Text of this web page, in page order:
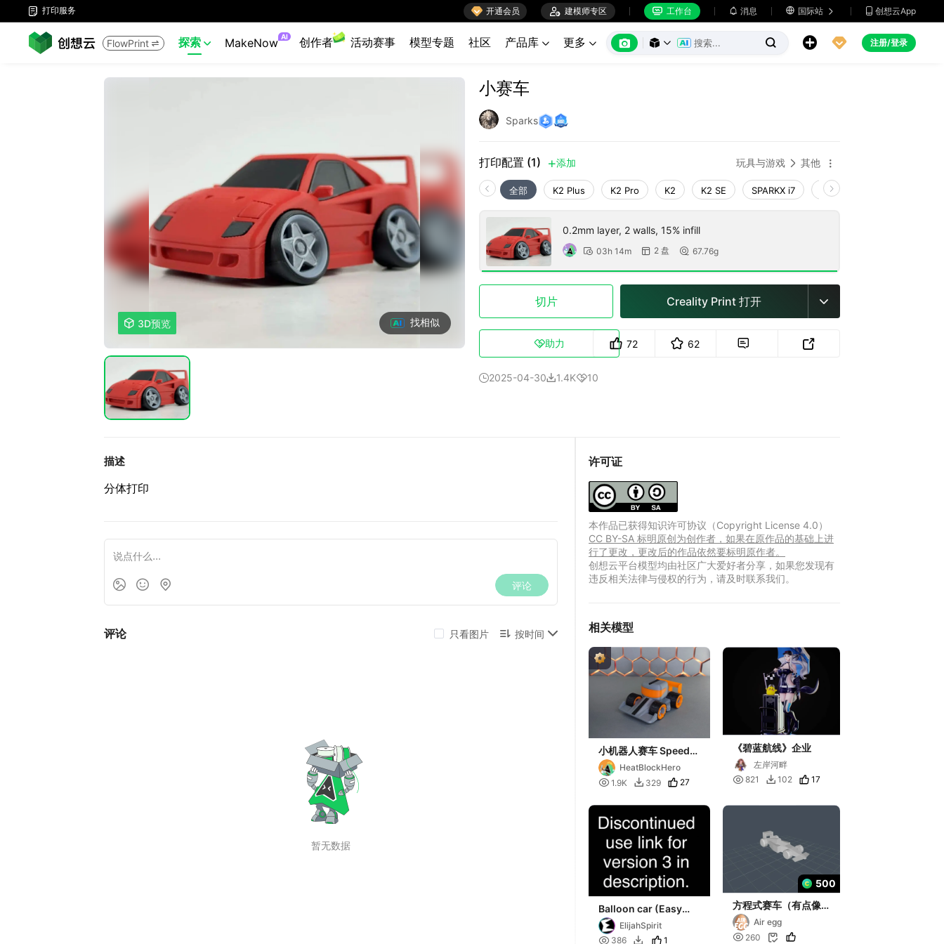
 打印服务  开通会员  建模师专区  工作台  消息  国际站   创想云App
FlowPrint  探索  MakeNow AI 创作者 活动赛事 模型专题 社区 产品库  更多        注册/登录
 3D预览 找相似
小赛车
Sparks
打印配置 (1) 添加 玩具与游戏  其他 
全部 K2 Plus K2 Pro K2 K2 SE SPARKX i7 Creality Hi
0.2mm layer, 2 walls, 15% infill
 03h 14m  2 盘  67.76g
切片 Creality Print 打开 
助力 72 62  
2025-04-301.4K10
描述
分体打印
许可证
本作品已获得知识许可协议（Copyright License 4.0）
CC BY-SA 标明原创为创作者，如果在原作品的基础上进
行了更改，更改后的作品依然要标明原作者。
创想云平台模型均由社区广大爱好者分享，如果您发现有
违反相关法律与侵权的行为，请及时联系我们。
相关模型
小机器人赛车 Speedy
(无 CFS)HeatBlockHero
 1.9K  329 27
《碧蓝航线》企业
左岸河畔
 821  102 17
Balloon car (Easy
assembly race car
look.) v1 and v2
ElijahSpirit
 386  1
500
方程式赛车（有点像
F4🧐）Air egg
 260 